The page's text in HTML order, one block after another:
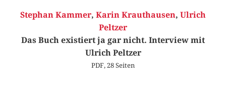
Stephan Kammer, Karin Krauthausen, Ulrich
Peltzer
Das Buch existiert ja gar nicht. Interview mit
Ulrich Peltzer
PDF, 28 Seiten